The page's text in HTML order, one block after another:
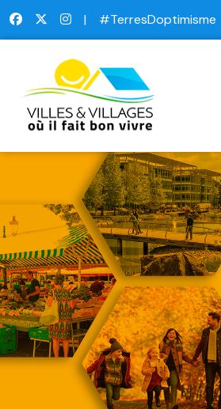
| #TerresDoptimisme